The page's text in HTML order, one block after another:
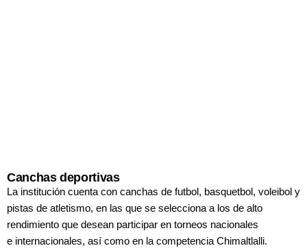
Canchas deportivas
La institución cuenta con canchas de futbol, basquetbol, voleibol y
pistas de atletismo, en las que se selecciona a los de alto
rendimiento que desean participar en torneos nacionales
e internacionales, así como en la competencia Chimaltlalli.